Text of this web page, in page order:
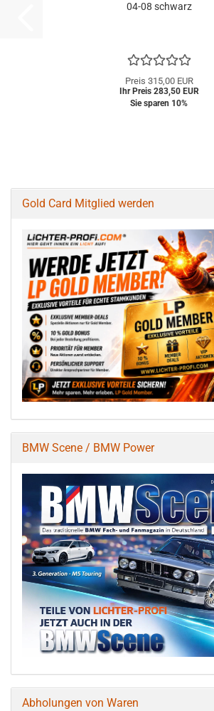
04-08 schwarz
Preis 315,00 EUR
Ihr Preis 283,50 EUR
Sie sparen 10%
Gold Card Mitglied werden
BMW Scene / BMW Power
Abholungen von Waren